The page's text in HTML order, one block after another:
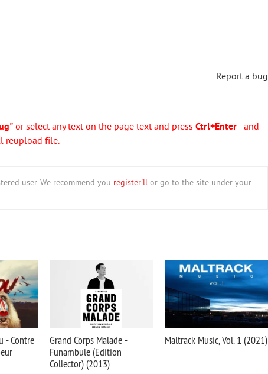
Report a bug
or select any text on the page text and press Ctrl+Enter - and
reupload file.
user. We recommend you register'll or go to the site under your
- Contre
Grand Corps Malade -
Funambule (Edition
Collector) (2013)
Maltrack Music, Vol. 1 (2021)